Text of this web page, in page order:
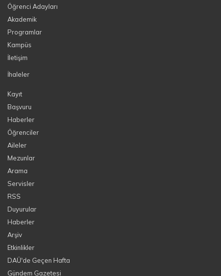
Öğrenci Adayları
Akademik
Programlar
Kampüs
İletişim
İhaleler
Kayıt
Başvuru
Haberler
Öğrenciler
Aileler
Mezunlar
Arama
Servisler
RSS
Duyurular
Haberler
Arşiv
Etkinlikler
DAÜ'de Geçen Hafta
Gündem Gazetesi